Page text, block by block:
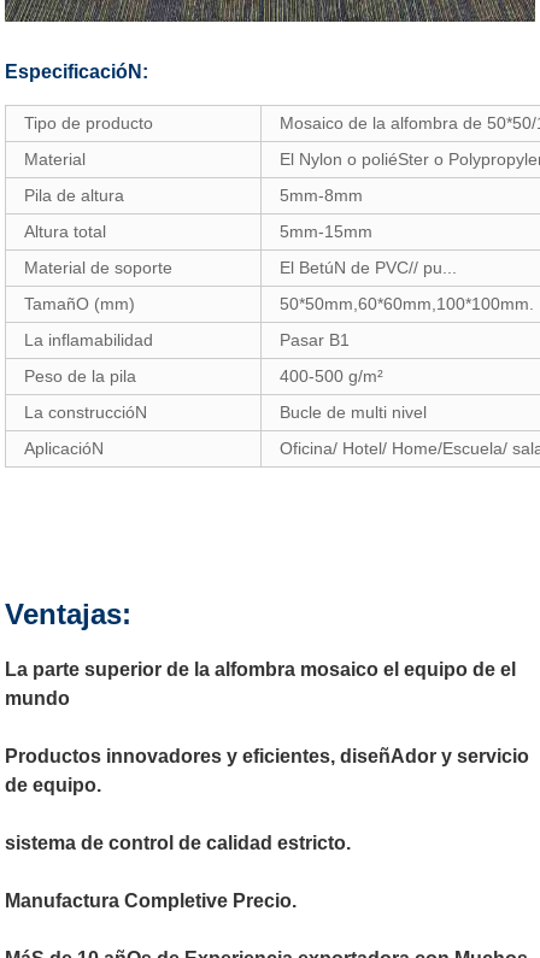
EspecificacióN:
Tipo de producto
Mosaico de la alfombra de
Material
El Nylon o poliéSter o
Pila de altura
5mm-8mm
Altura total
5mm-15mm
Material de soporte
El BetúN de PVC// pu...
TamañO (mm)
50*50mm,60*60mm,100*100mm.
La inflamabilidad
Pasar B1
Peso de la pila
400-500 g/m²
La construccióN
Bucle de multi nivel
AplicacióN
Oficina/ Hotel/ Home/Escuela/
Ventajas:
La parte superior de la alfombra mosaico el equipo de el
mundo
Productos innovadores y eficientes, diseñAdor y servicio
de equipo.
sistema de control de calidad estricto.
Manufactura Completive Precio.